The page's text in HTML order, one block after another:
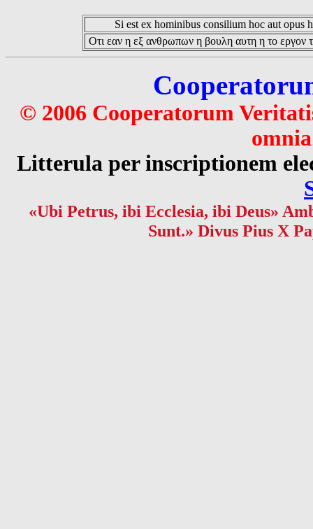
Si est ex hominibus consilium hoc aut opus
Οτι εαν η εξ ανθρωπων η βουλη αυτη η το εργον
© 2006 Cooperatorum
Litterula per inscriptionem
«Ubi Petrus, ibi Ecclesia, ibi Deus»
Sunt.» Divus Pius X